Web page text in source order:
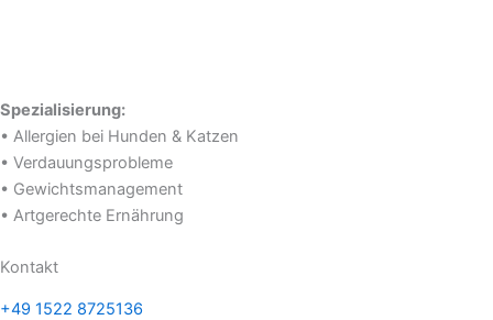
Spezialisierung:
• Allergien bei Hunden & Katzen
• Verdauungsprobleme
• Gewichtsmanagement
• Artgerechte Ernährung
Kontakt
+49 1522 8725136